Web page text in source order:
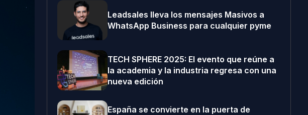
Leadsales lleva los mensajes Masivos a
WhatsApp Business para cualquier pyme
TECH SPHERE 2025: El evento que reúne a
la academia y la industria regresa con una
nueva edición
España se convierte en la puerta de